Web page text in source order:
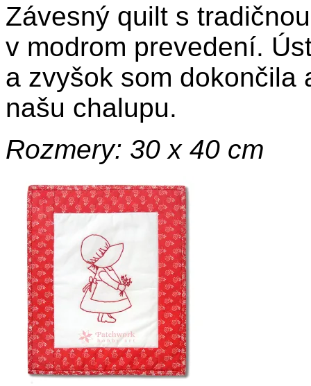
Závesný quilt s
v modrom prevedení.
a zvyšok som dokončila
našu chalupu.
Rozmery: 30 x 40 cm